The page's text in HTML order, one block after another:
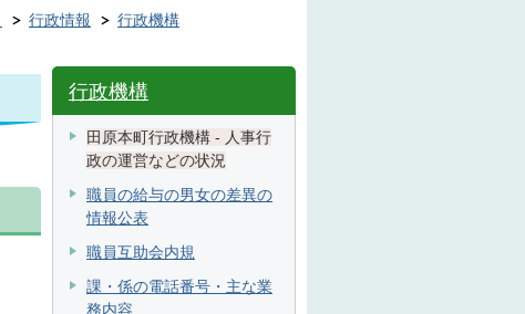
行政情報
行政機構
行政機構
田原本町行政機構 - 人事行
政の運営などの状況
職員の給与の男女の差異の
情報公表
職員互助会内規
課・係の電話番号・主な業
務内容